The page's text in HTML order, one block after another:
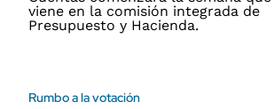
Rumbo a la votación